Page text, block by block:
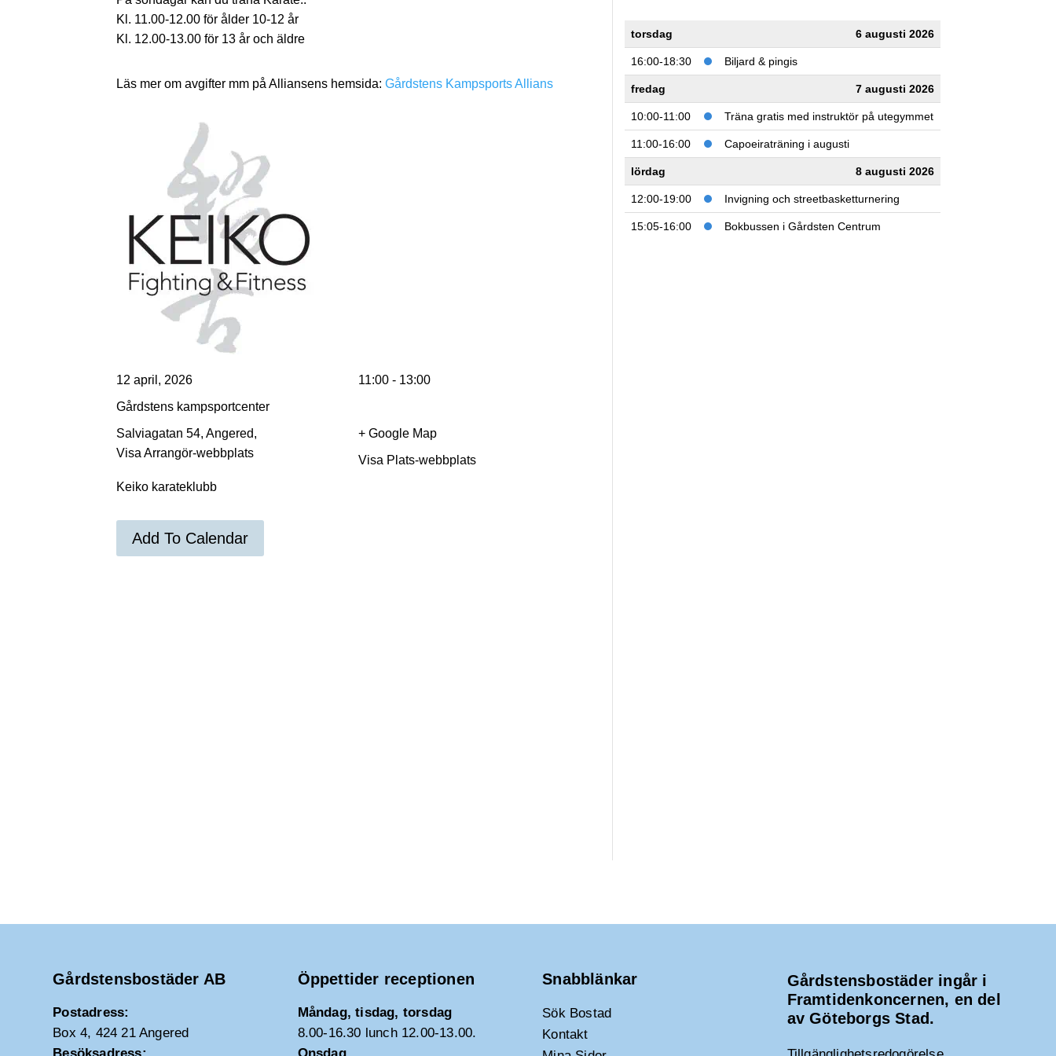
Kl. 11.00-12.00 för ålder 10-12 år
Kl. 12.00-13.00 för 13 år och äldre
Läs mer om avgifter mm på Alliansens hemsida: Gårdstens Kampsports Allians
12 april, 2026
11:00 - 13:00
Gårdstens kampsportcenter
Salviagatan 54, Angered,
+ Google Map
Visa Plats-webbplats
Keiko karateklubb
Visa Arrangör-webbplats
Add To Calendar
torsdag 6 augusti 2026
16:00-18:30 Biljard & pingis
fredag 7 augusti 2026
10:00-11:00 Träna gratis med instruktör på utegymmet
11:00-16:00 Capoeiraträning i augusti
lördag 8 augusti 2026
12:00-19:00 Invigning och streetbasketturnering
15:05-16:00 Bokbussen i Gårdsten Centrum
Gårdstensbostäder AB
Postadress:
Box 4, 424 21 Angered
Öppettider receptionen
Måndag, tisdag, torsdag
8.00-16.30 lunch 12.00-13.00.
Snabblänkar
Sök Bostad
Kontakt
Gårdstensbostäder ingår i
Framtidenkoncernen, en del
av Göteborgs Stad.